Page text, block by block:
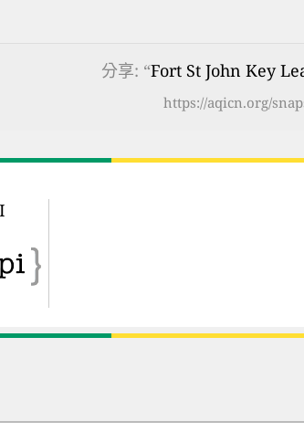
分享: “Fort St John Key
https://aqicn.org/